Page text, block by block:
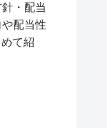
・配当
配当性
て紹